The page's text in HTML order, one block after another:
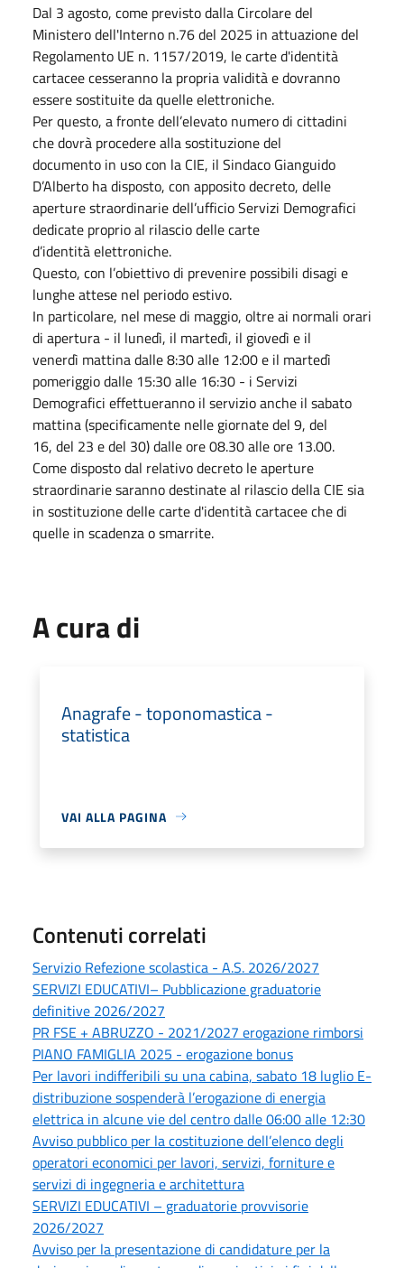
Dal 3 agosto, come previsto dalla Circolare del
Ministero dell'Interno n.76 del 2025 in attuazione del
Regolamento UE n. 1157/2019, le carte d'identità
cartacee cesseranno la propria validità e dovranno
essere sostituite da quelle elettroniche.
Per questo, a fronte dell’elevato numero di cittadini
che dovrà procedere alla sostituzione del
documento in uso con la CIE, il Sindaco Gianguido
D’Alberto ha disposto, con apposito decreto, delle
aperture straordinarie dell’ufficio Servizi Demografici
dedicate proprio al rilascio delle carte
d’identità elettroniche.
Questo, con l’obiettivo di prevenire possibili disagi e
lunghe attese nel periodo estivo.
In particolare, nel mese di maggio, oltre ai normali orari
di apertura - il lunedì, il martedì, il giovedì e il
venerdì mattina dalle 8:30 alle 12:00 e il martedì
pomeriggio dalle 15:30 alle 16:30 - i Servizi
Demografici effettueranno il servizio anche il sabato
mattina (specificamente nelle giornate del 9, del
16, del 23 e del 30) dalle ore 08.30 alle ore 13.00.
Come disposto dal relativo decreto le aperture
straordinarie saranno destinate al rilascio della CIE sia
in sostituzione delle carte d'identità cartacee che di
quelle in scadenza o smarrite.
A cura di
Anagrafe - toponomastica -
statistica
VAI ALLA PAGINA
Contenuti correlati
Servizio Refezione scolastica - A.S. 2026/2027
SERVIZI EDUCATIVI– Pubblicazione graduatorie
definitive 2026/2027
PR FSE + ABRUZZO - 2021/2027 erogazione rimborsi
PIANO FAMIGLIA 2025 - erogazione bonus
Per lavori indifferibili su una cabina, sabato 18 luglio E-
distribuzione sospenderà l’erogazione di energia
elettrica in alcune vie del centro dalle 06:00 alle 12:30
Avviso pubblico per la costituzione dell’elenco degli
operatori economici per lavori, servizi, forniture e
servizi di ingegneria e architettura
SERVIZI EDUCATIVI – graduatorie provvisorie
2026/2027
Avviso per la presentazione di candidature per la